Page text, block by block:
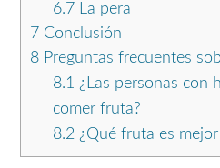
6.7La pera
7 Conclusión
8 Preguntas frecuentes
8.1 ¿Las personas con
comer fruta?
8.2¿Qué fruta es